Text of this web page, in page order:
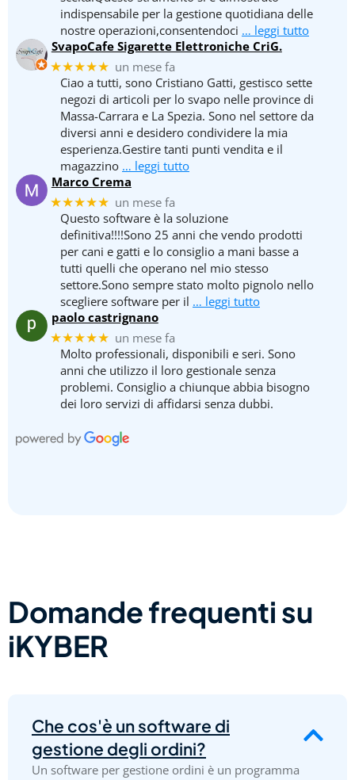
indispensabile per la gestione quotidiana delle
nostre operazioni,consentendoci … leggi tutto
SvapoCafe Sigarette Elettroniche CriG.
★★★★★ un mese fa
Ciao a tutti, sono Cristiano Gatti, gestisco sette
negozi di articoli per lo svapo nelle province di
Massa-Carrara e La Spezia. Sono nel settore da
diversi anni e desidero condividere la mia
esperienza.Gestire tanti punti vendita e il
magazzino … leggi tutto
Marco Crema
★★★★★ un mese fa
Questo software è la soluzione
definitiva!!!!Sono 25 anni che vendo prodotti
per cani e gatti e lo consiglio a mani basse a
tutti quelli che operano nel mio stesso
settore.Sono sempre stato molto pignolo nello
scegliere software per il … leggi tutto
paolo castrignano
★★★★★ un mese fa
Molto professionali, disponibili e seri. Sono
anni che utilizzo il loro gestionale senza
problemi. Consiglio a chiunque abbia bisogno
dei loro servizi di affidarsi senza dubbi.
Domande frequenti su
iKYBER
Che cos'è un software di
gestione degli ordini?
Un software per gestione ordini è un programma